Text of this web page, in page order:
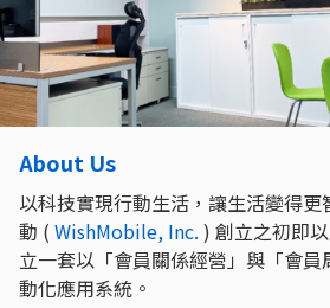
About Us
以科技實現行動生活，讓生活變得
動 ( WishMobile, Inc. ) 創立之初即
立一套以「會員關係經營」與「會
動化應用系統。